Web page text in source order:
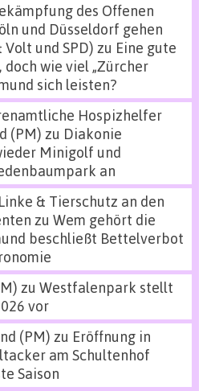
des Offenen
und Düsseldorf gehen
und SPD) zu Eine gute
wie viel „Zürcher
sich leisten?
Hospizhelfer
(PM) zu Diakonie
Minigolf und
an
& Tierschutz an den
zu Wem gehört die
beschließt Bettelverbot
zu Westfalenpark stellt
vor
(PM) zu Eröffnung in
am Schultenhof
Saison